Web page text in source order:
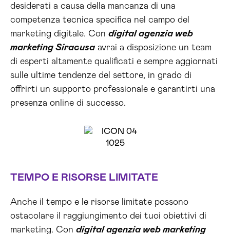
desiderati a causa della mancanza di una
competenza tecnica specifica nel campo del
marketing digitale. Con digital agenzia web
marketing Siracusaavrai a disposizione un team
di esperti altamente qualificati e sempre aggiornati
sulle ultime tendenze del settore, in grado di
offrirti un supporto professionale e garantirti una
presenza online di successo.
TEMPO E RISORSE LIMITATE
Anche il tempo e le risorse limitate possono
ostacolare il raggiungimento dei tuoi obiettivi di
marketing. Con digital agenzia web marketing